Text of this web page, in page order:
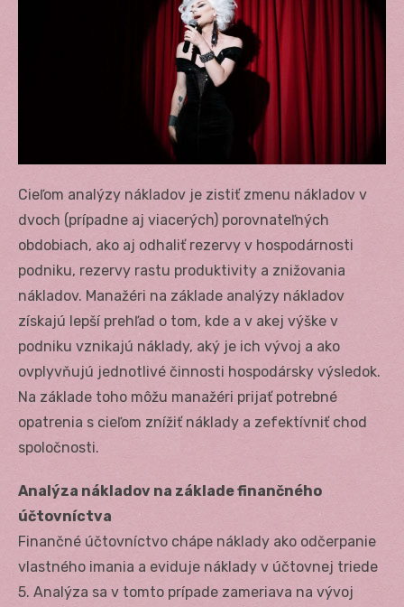
Cieľom analýzy nákladov je zistiť zmenu nákladov v
dvoch (prípadne aj viacerých) porovnateľných
obdobiach, ako aj odhaliť rezervy v hospodárnosti
podniku, rezervy rastu produktivity a znižovania
nákladov. Manažéri na základe analýzy nákladov
získajú lepší prehľad o tom, kde a v akej výške v
podniku vznikajú náklady, aký je ich vývoj a ako
ovplyvňujú jednotlivé činnosti hospodársky výsledok.
Na základe toho môžu manažéri prijať potrebné
opatrenia s cieľom znížiť náklady a zefektívniť chod
spoločnosti.
Analýza nákladov na základe finančného
účtovníctva
Finančné účtovníctvo chápe náklady ako odčerpanie
vlastného imania a eviduje náklady v účtovnej triede
5. Analýza sa v tomto prípade zameriava na vývoj